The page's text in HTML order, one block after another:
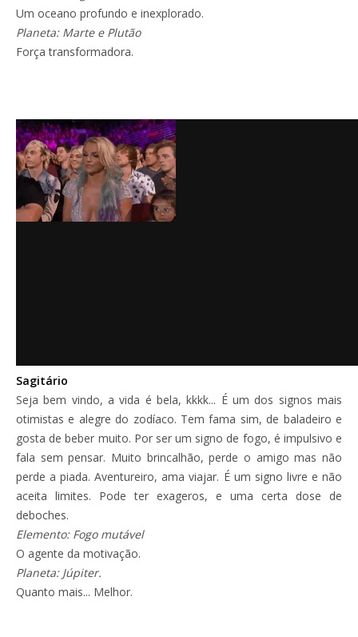
Um oceano profundo e inexplorado.
Planeta: Marte e Plutão
Força transformadora.
Sagitário
Seja bem vindo, a vida é bela, kkkk... É um dos signos mais
otimistas e alegre do zodíaco. Tem fama sim, de baladeiro e
gosta de beber muito. Por ser um signo de fogo, é impulsivo e
fala sem pensar. Muito brincalhão, perde o amigo mas não
perde a piada. Aventureiro, ama viajar. É um signo livre e não
aceita limites. Pode ter exageros, e uma certa dose de
deboches.
Elemento: Fogo mutável
O agente da motivação.
Planeta: Júpiter.
Quanto mais... Melhor.